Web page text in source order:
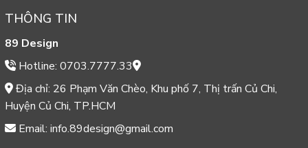
THÔNG TIN
89 Design
Hotline: 0703.7777.33
Địa chỉ: 26 Phạm Văn Chèo, Khu phố 7, Thị trấn Củ Chi,
Huyện Củ Chi, TP.HCM
Email: info.89design@gmail.com